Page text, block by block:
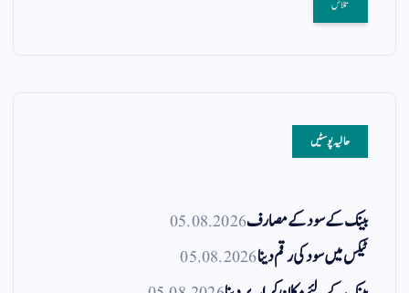
حالیہ پوسٹیں
بینک کے سود کے مصارف05.08.2026
ٹیکس میں سود کی رقم دینا05.08.2026